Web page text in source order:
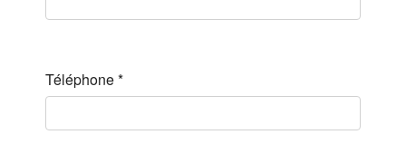
Téléphone*